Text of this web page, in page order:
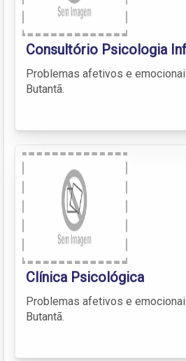
Consultório Psicologia
Problemas afetivos e
Butantã.
Clínica Psicológica
Problemas afetivos e
Butantã.